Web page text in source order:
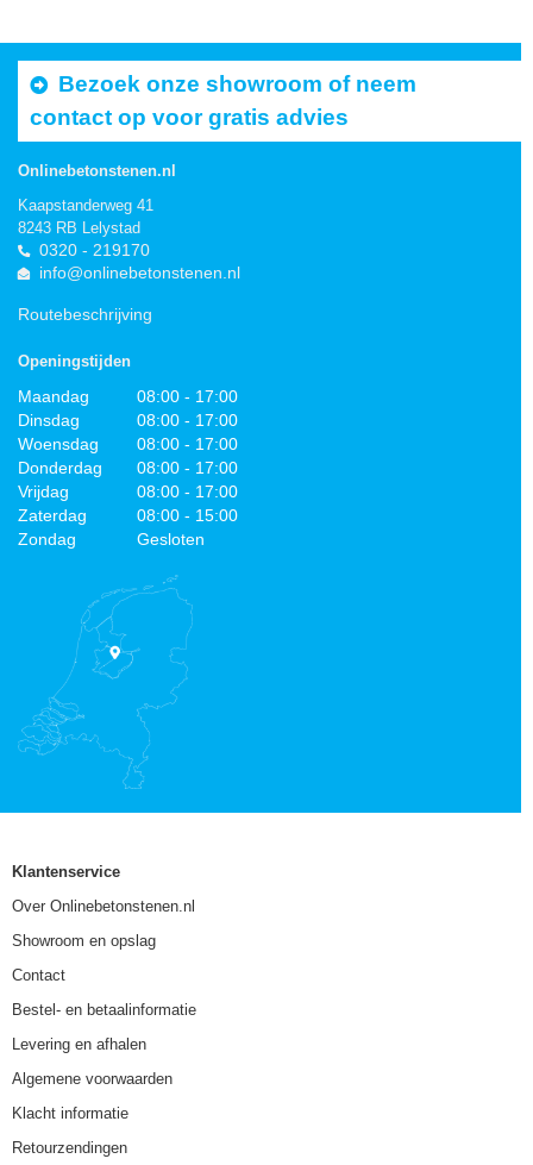
Bezoek onze showroom of neem
contact op voor gratis advies
Onlinebetonstenen.nl
Kaapstanderweg 41
8243 RB Lelystad
0320 - 219170
info@onlinebetonstenen.nl
Routebeschrijving
Openingstijden
Maandag
08:00 - 17:00
Dinsdag
08:00 - 17:00
Woensdag
08:00 - 17:00
Donderdag
08:00 - 17:00
Vrijdag
08:00 - 17:00
Zaterdag
08:00 - 15:00
Zondag
Gesloten
Klantenservice
Over Onlinebetonstenen.nl
Showroom en opslag
Contact
Bestel- en betaalinformatie
Levering en afhalen
Algemene voorwaarden
Klacht informatie
Retourzendingen